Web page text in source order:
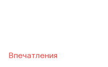
Впечатления